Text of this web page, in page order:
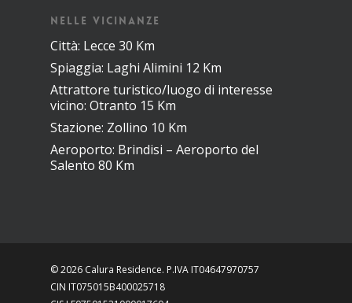
NELLE VICINANZE
Città: Lecce 30 Km
Spiaggia: Laghi Alimini 12 Km
Attrattore turistico/luogo di interesse
vicino: Otranto 15 Km
Stazione: Zollino 10 Km
Aeroporto: Brindisi – Aeroporto del
Salento 80 Km
© 2026 Calura Residence. P.IVA IT04647970757
CIN IT075015B400025718